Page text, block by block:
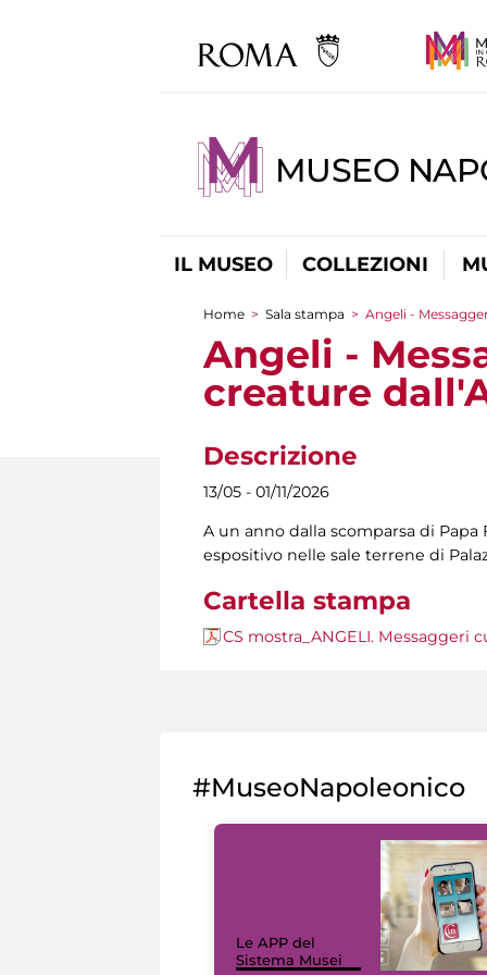
MUSEO
IL MUSEO COLLEZIONI
Tu sei qui
Home > Sala stampa > Angeli -
Angeli -
creature
Descrizione
13/05 - 01/11/2026
A un anno dalla scomparsa di
espositivo nelle sale terrene di
Cartella stampa
CS mostra_ANGELI.
#MuseoNapoleonico
Le APP del
Sistema Musei